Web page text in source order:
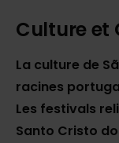
Culture et
La culture de
racines
Les festivals
Santo Cristo